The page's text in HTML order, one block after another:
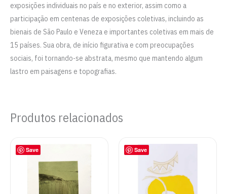
exposições individuais no país e no exterior, assim como a
participação em centenas de exposições coletivas, incluindo as
bienais de São Paulo e Veneza e importantes coletivas em mais de
15 países. Sua obra, de início figurativa e com preocupações
sociais, foi tornando-se abstrata, mesmo que mantendo algum
lastro em paisagens e topografias.
Produtos relacionados
Save Save